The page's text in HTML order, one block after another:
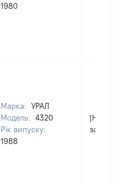
1980
Марка:
УРАЛ
Модель:
4320
Рік випуску:
1988
[Не